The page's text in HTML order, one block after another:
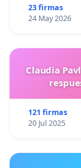
23 firmas
24 May 2026
Claudia
121 firmas
20 Jul 2025